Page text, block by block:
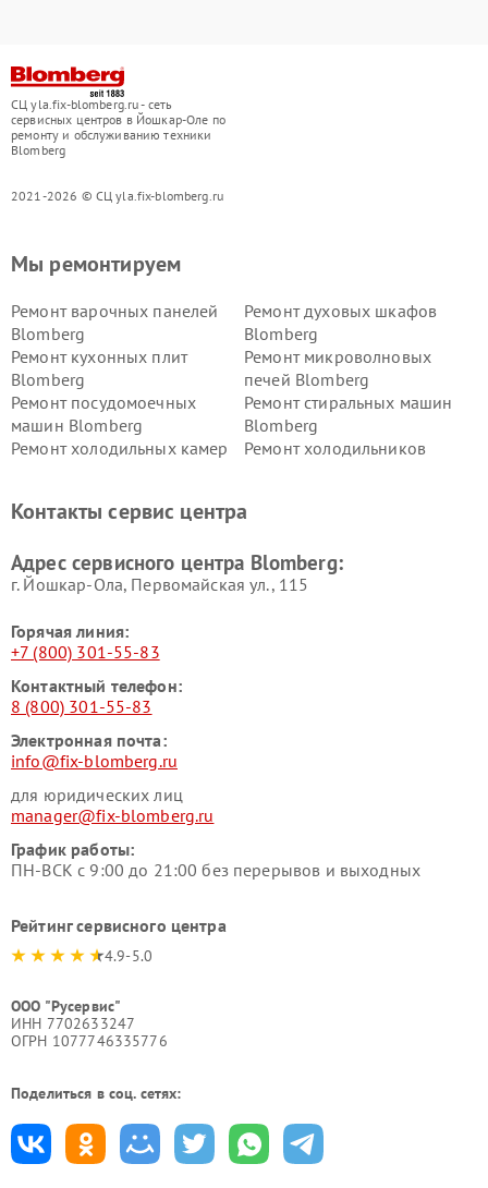
СЦ yla.fix-blomberg.ru - сеть
сервисных центров в Йошкар-Оле по
ремонту и обслуживанию техники
Blomberg
2021-2026 © СЦ yla.fix-blomberg.ru
Мы ремонтируем
Ремонт варочных панелей
Blomberg
Ремонт духовых шкафов
Blomberg
Ремонт кухонных плит
Blomberg
Ремонт микроволновых
печей Blomberg
Ремонт посудомоечных
машин Blomberg
Ремонт стиральных машин
Blomberg
Ремонт холодильных камер
Ремонт холодильников
Контакты сервис центра
Адрес сервисного центра Blomberg:
г. Йошкар-Ола, Первомайская ул., 115
Горячая линия:
+7 (800) 301-55-83
Контактный телефон:
8 (800) 301-55-83
Электронная почта:
info@fix-blomberg.ru
для юридических лиц
manager@fix-blomberg.ru
График работы:
ПН-ВСК с 9:00 до 21:00 без перерывов и выходных
Рейтинг сервисного центра
4.9-5.0
ООО "Русервис"
ИНН 7702633247
ОГРН 1077746335776
Поделиться в соц. сетях: